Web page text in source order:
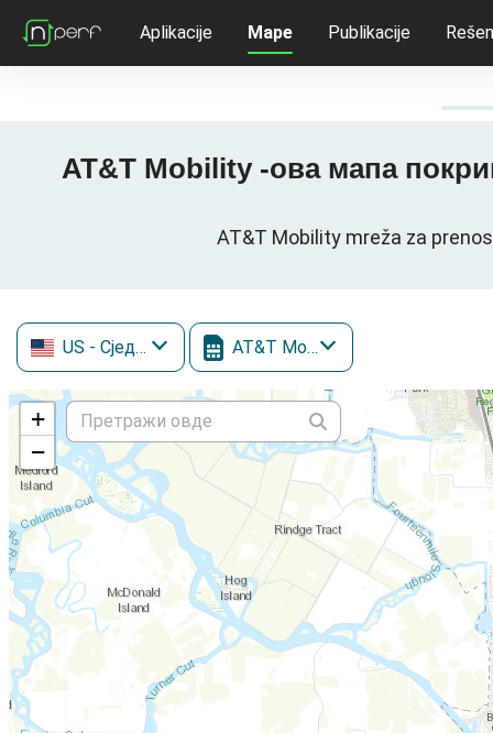
Aplikacije Mape Publikacije
AT&T Mobility -ова мапа
AT&T Mobility mreža za
US - Сједињене Државе AT&T Mobility
+
−